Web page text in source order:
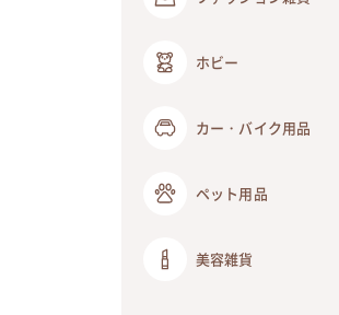
ホビー
カー・バイク用品
ペット用品
美容雑貨